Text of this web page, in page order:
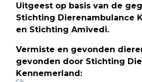
Uitgeest op basis van de
Stichting Dierenambulance
en Stichting Amivedi.
Vermiste en gevonden
gevonden door Stichting
Kennemerland: